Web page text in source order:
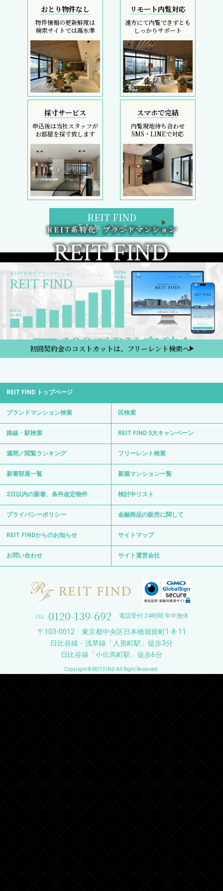
おとり物件なし
物件情報の更新鮮度は
検索サイトでは高水準
リモート内覧対応
遠方にて内覧できずとも
しっかりサポート
採寸サービス
申込後は当社スタッフが
お部屋を採寸致します
スマホで完結
内覧現地待ち合わせ
SMS・LINEで対応
REIT FIND
5大キャンペーン
初回契約金のコストカットは、フリーレント検索へ
REIT FIND トップページ
ブランドマンション検索 区検索
路線・駅検索 REIT FIND 5大キャンペーン
週間／閲覧ランキング フリーレント検索
新着部屋一覧 新築マンション一覧
2日以内の新着、条件改定物件 検討中リスト
プライバシーポリシー 金融商品の販売に関して
REIT FINDからのお知らせ サイトマップ
お問い合わせ サイト運営会社
0120-139-692 電話受付 24時間 年中無休
〒103-0012 東京都中央区日本橋堀留町1-8-11
日比谷線・浅草線「人形町駅」徒歩3分
日比谷線「小伝馬町駅」徒歩6分
Copyright © REIT FIND All Right Reserved.